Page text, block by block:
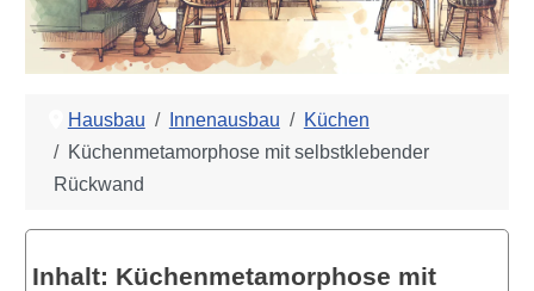
Hausbau Innenausbau
Küchen
Küchenmetamorphose mit selbstklebender
Rückwand
Inhalt: Küchenmetamorphose mit